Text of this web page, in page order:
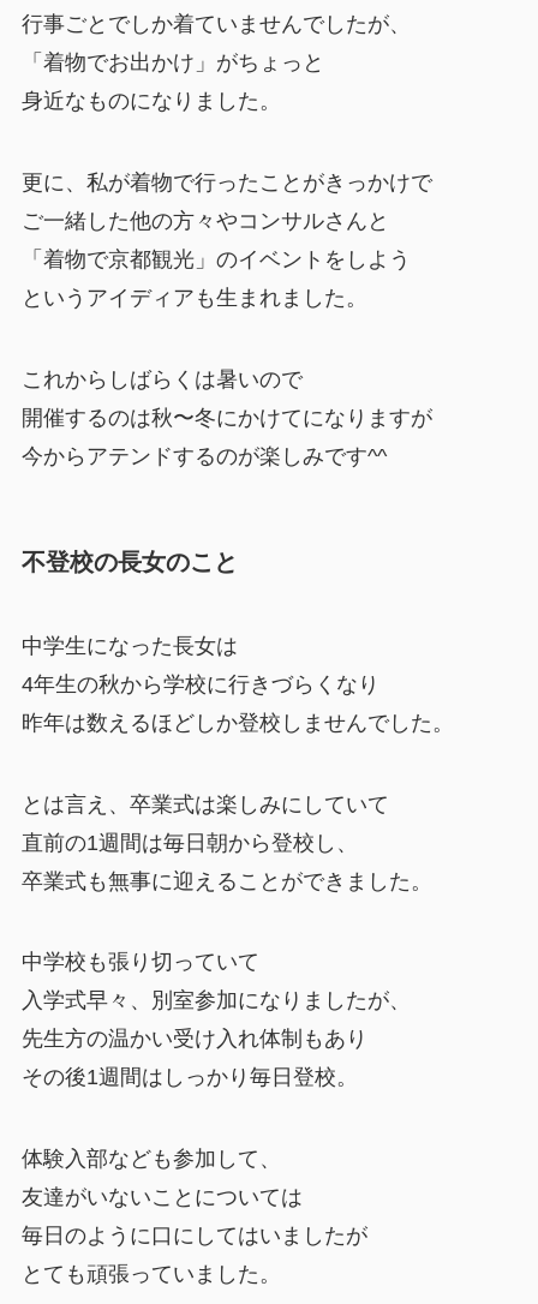
行事ごとでしか着ていませんでしたが、
「着物でお出かけ」がちょっと
身近なものになりました。
更に、私が着物で行ったことがきっかけで
ご一緒した他の方々やコンサルさんと
「着物で京都観光」のイベントをしよう
というアイディアも生まれました。
これからしばらくは暑いので
開催するのは秋〜冬にかけてになりますが
今からアテンドするのが楽しみです^^
不登校の長女のこと
中学生になった長女は
4年生の秋から学校に行きづらくなり
昨年は数えるほどしか登校しませんでした。
とは言え、卒業式は楽しみにしていて
直前の1週間は毎日朝から登校し、
卒業式も無事に迎えることができました。
中学校も張り切っていて
入学式早々、別室参加になりましたが、
先生方の温かい受け入れ体制もあり
その後1週間はしっかり毎日登校。
体験入部なども参加して、
友達がいないことについては
毎日のように口にしてはいましたが
とても頑張っていました。